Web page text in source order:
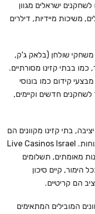
לשחקנים ישראלים מגוון
משיכות מיידיות, דילרים
משחקי שולחן (בלאק ג'ק,
בבתי קזינו מסורתיים.
קידום כמו בונוסי
לשחקנים חדשים וקיימים,
בתי קזינו מקוונים הם
דרך מצוינת ליהנות ממשחקי פרימיום בנוחות. Live Casinos Israel
מאומתים, תשלומים
הימור, קיים סיכון
הם קריטיים.
המקוונים המובילים המתאימים